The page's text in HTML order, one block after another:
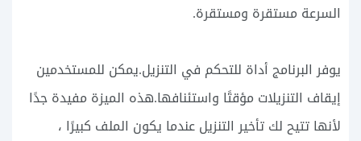
السرعة مستقرة ومستقرة.
يوفر البرنامج أداة للتحكم في التنزيل.يمكن للمستخدمين
إيقاف التنزيلات مؤقتًا واستئنافها.هذه الميزة مفيدة جدًا
لأنها تتيح لك تأخير التنزيل عندما يكون الملف كبيرًا ،